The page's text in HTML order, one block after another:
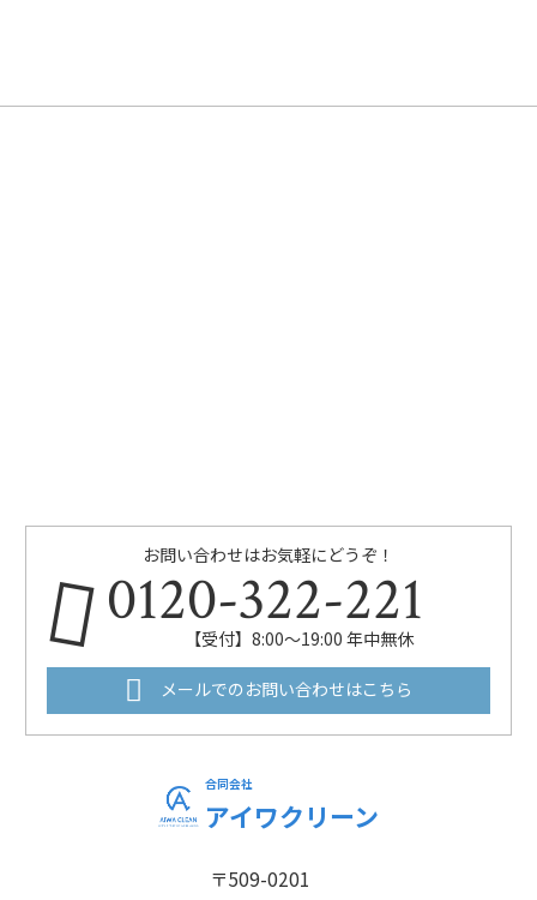
お問い合わせはお気軽にどうぞ！
0120-322-221
【受付】8:00～19:00 年中無休
メールでのお問い合わせはこちら
合同会社
アイワクリーン
〒509-0201